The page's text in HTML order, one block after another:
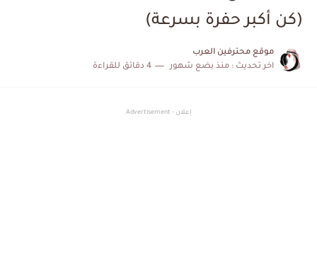
(كن أكبر حفرة بسرعة)
موقع محترفين العرب
اخر تحديث : منذ بضع شهور 4 دقائق للقراءة
إعلان - Advertisement